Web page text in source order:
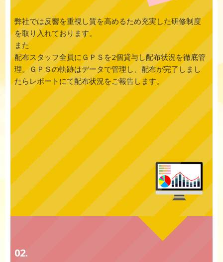
弊社では反響を重視し質を高めるため充実した研修制度
を取り入れております。
また
配布スタッフ全員にＧＰＳを2個貸与し配布状況を徹底管
理。ＧＰＳの軌跡はデータで管理し、配布が完了しまし
たらレポートにて配布状況をご報告します。
02.